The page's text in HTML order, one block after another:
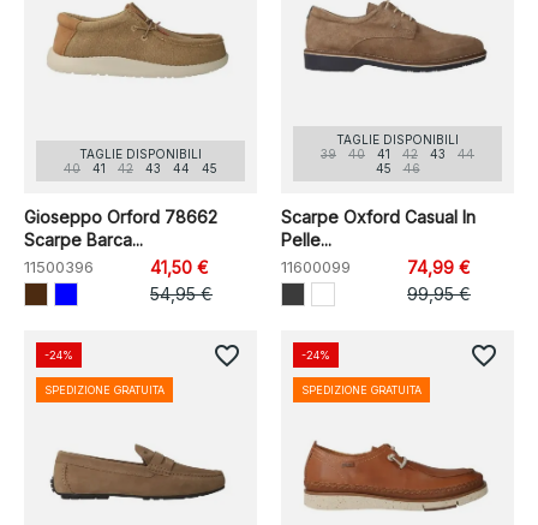
TAGLIE DISPONIBILI
40
41 42 43 44 45
Gioseppo Orford 78662
Scarpe Barca...
11500396
41,50 €
54,95 €
TAGLIE DISPONIBILI
39
40 41 42 43
44
45
46
Scarpe Oxford Casual In
Pelle...
11600099
74,99 €
99,95 €
-24%
SPEDIZIONE GRATUITA
favorite_border -24%
SPEDIZIONE GRATUITA
favorite_border